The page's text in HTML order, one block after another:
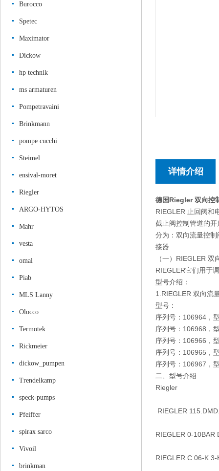
Burocco
Spetec
Maximator
Dickow
hp technik
ms armaturen
Pompetravaini
Brinkmann
pompe cucchi
Steimel
ensival-moret
Riegler
ARGO-HYTOS
Mahr
vesta
omal
Piab
MLS Lanny
Olocco
Termotek
Rickmeier
dickow_pumpen
Trendelkamp
speck-pumps
Pfeiffer
spirax sarco
Vivoil
brinkman
详情介绍
德国Riegler 双向控
RIEGLER 止回阀和
截止阀控制管道的
分为：双向流量控
接器
（一）RIEGLER 双
RIEGLER它们用于
型号介绍：
1.RIEGLER 双向流
型号：
序列号：106964，
序列号：106968，
序列号：106966，
序列号：106965，
序列号：106967，
二、型号介绍
Riegler
RIEGLER
RIEGLER 0-10BAR
RIEGLER C 06-K 3-